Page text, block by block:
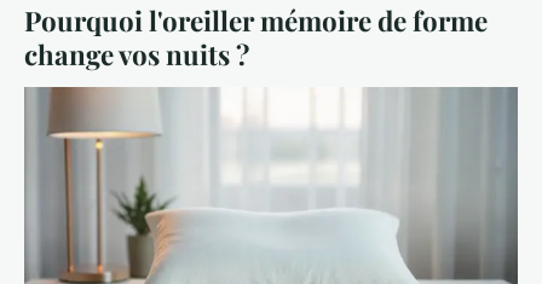
Pourquoi l'oreiller mémoire de forme
change vos nuits ?